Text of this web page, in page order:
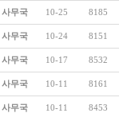
사무국 10-25 8185
사무국 10-24 8151
사무국 10-17 8532
사무국 10-11 8161
사무국 10-11 8453